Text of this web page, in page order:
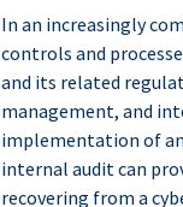
In an increasingly
controls and
and its related
management, and
implementation of
internal audit can
recovering from a